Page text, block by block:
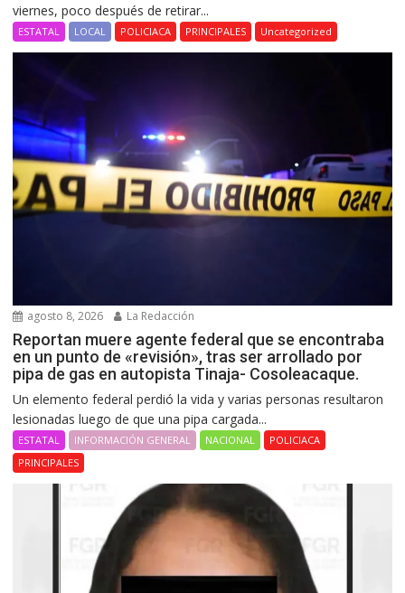
viernes, poco después de retirar...
ESTATAL LOCAL POLICIACA PRINCIPALES Uncategorized
agosto 8, 2026 La Redacción
Reportan muere agente federal que se encontraba
en un punto de «revisión», tras ser arrollado por
pipa de gas en autopista Tinaja- Cosoleacaque.
Un elemento federal perdió la vida y varias personas resultaron
lesionadas luego de que una pipa cargada...
ESTATAL INFORMACIÓN GENERAL NACIONAL
POLICIACA
PRINCIPALES